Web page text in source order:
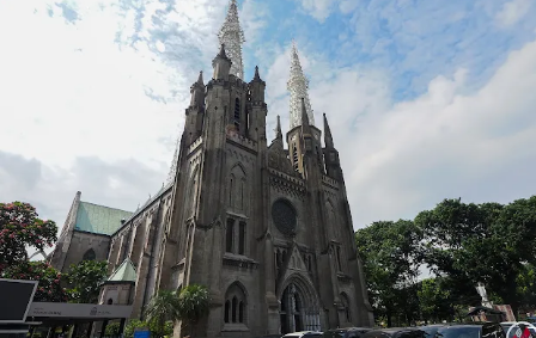
HOTELS / RAILWAY
EUROPE
TASTE